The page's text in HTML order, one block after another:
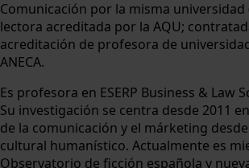
Comunicación por la misma universidad
lectora acreditada por la AQU;
acreditación de profesora de
ANECA.
Es profesora en ESERP Business & Law
Su investigación se centra desde 2011
de la comunicación y el márketing
cultural humanístico. Actualmente es
Observatorio de ficción española y